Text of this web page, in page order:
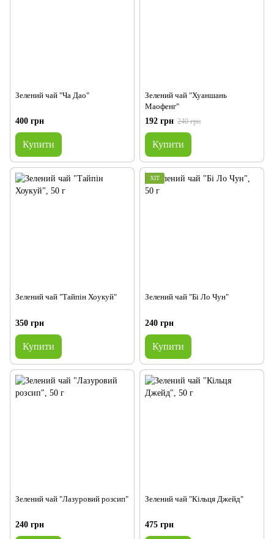
Зелений чай "Ча Дао"
400 грн
Купити
Зелений чай "Хуаншань
Маофенг"
192 грн 240 грн
Купити
Зелений чай "Тайпін Хоукуй"
350 грн
Купити
ХІТ
Зелений чай "Бі Ло Чун"
240 грн
Купити
Зелений чай "Лазуровий розсип"
240 грн
Зелений чай "Кільця Джейд"
475 грн